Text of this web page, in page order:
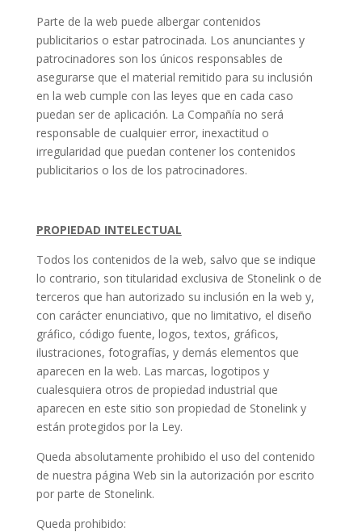
Parte de la web puede albergar contenidos
publicitarios o estar patrocinada. Los anunciantes y
patrocinadores son los únicos responsables de
asegurarse que el material remitido para su inclusión
en la web cumple con las leyes que en cada caso
puedan ser de aplicación. La Compañía no será
responsable de cualquier error, inexactitud o
irregularidad que puedan contener los contenidos
publicitarios o los de los patrocinadores.
PROPIEDAD INTELECTUAL
Todos los contenidos de la web, salvo que se indique
lo contrario, son titularidad exclusiva de Stonelink o de
terceros que han autorizado su inclusión en la web y,
con carácter enunciativo, que no limitativo, el diseño
gráfico, código fuente, logos, textos, gráficos,
ilustraciones, fotografías, y demás elementos que
aparecen en la web. Las marcas, logotipos y
cualesquiera otros de propiedad industrial que
aparecen en este sitio son propiedad de Stonelink y
están protegidos por la Ley.
Queda absolutamente prohibido el uso del contenido
de nuestra página Web sin la autorización por escrito
por parte de Stonelink.
Queda prohibido: